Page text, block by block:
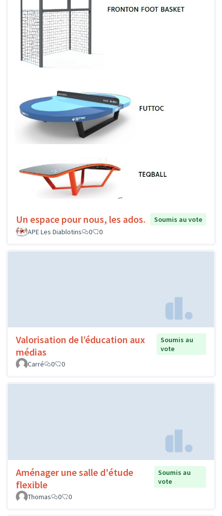
Un espace pour nous, les ados.
Soumis au vote
APE Les Diablotins
0 0
Valorisation de l’éducation aux
médias
Soumis au
vote
Carré
0 0
Aménager une salle d'étude
flexible
Soumis au
vote
Thomas
0 0